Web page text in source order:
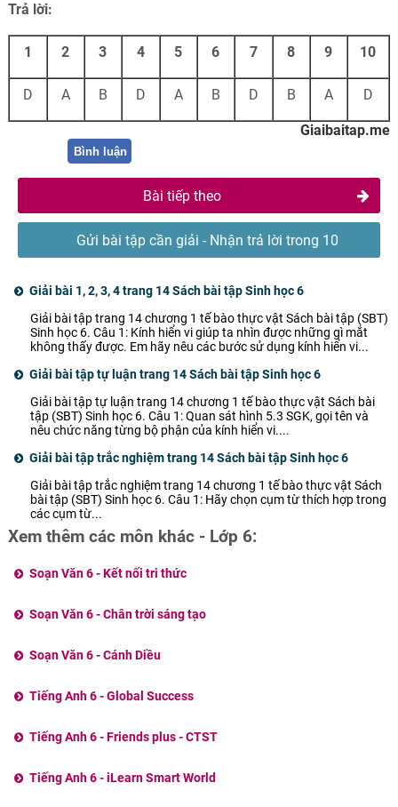
Trả lời:
1 2 3 4 5 6 7 8 9 10
D A B D A B D B A D
Giaibaitap.me
Bình luận
Bài tiếp theo
Gửi bài tập cần giải - Nhận trả lời trong 10
Giải bài 1, 2, 3, 4 trang 14 Sách bài tập Sinh học 6
Giải bài tập trang 14 chương 1 tế bào thực vật Sách bài tập (SBT)
Sinh học 6. Câu 1: Kính hiển vi giúp ta nhìn được những gì mắt
không thấy được. Em hãy nêu các bước sử dụng kính hiển vi...
Giải bài tập tự luận trang 14 Sách bài tập Sinh học 6
Giải bài tập tự luận trang 14 chương 1 tế bào thực vật Sách bài
tập (SBT) Sinh học 6. Câu 1: Quan sát hình 5.3 SGK, gọi tên và
nêu chức năng từng bộ phận của kính hiển vi....
Giải bài tập trắc nghiệm trang 14 Sách bài tập Sinh học 6
Giải bài tập trắc nghiệm trang 14 chương 1 tế bào thực vật Sách
bài tập (SBT) Sinh học 6. Câu 1: Hãy chọn cụm từ thích hợp trong
các cụm từ...
Xem thêm các môn khác - Lớp 6:
Soạn Văn 6 - Kết nối tri thức
Soạn Văn 6 - Chân trời sáng tạo
Soạn Văn 6 - Cánh Diều
Tiếng Anh 6 - Global Success
Tiếng Anh 6 - Friends plus - CTST
Tiếng Anh 6 - iLearn Smart World